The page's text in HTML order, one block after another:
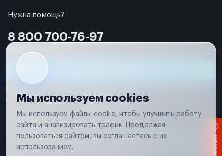
Нужна помощь?
8 800 700-76-97
Условия использования
Вся информация, представленная на сайте, носит исключительно
соответствии с положениями статьи 437 (п. 2) Гражданского кодекса
Мы используем cookies
Мы используем файлы cookie, чтобы улучшить работу
сайта и анализировать трафик. Продолжая
пользоваться сайтом, вы соглашаетесь с их
использованием.